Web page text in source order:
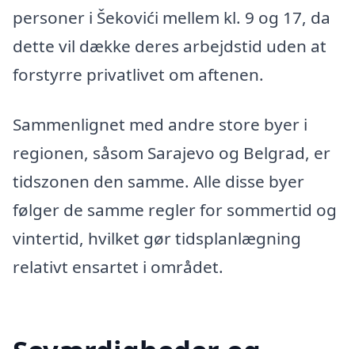
personer i Šekovići mellem kl. 9 og 17, da
dette vil dække deres arbejdstid uden at
forstyrre privatlivet om aftenen.
Sammenlignet med andre store byer i
regionen, såsom Sarajevo og Belgrad, er
tidszonen den samme. Alle disse byer
følger de samme regler for sommertid og
vintertid, hvilket gør tidsplanlægning
relativt ensartet i området.